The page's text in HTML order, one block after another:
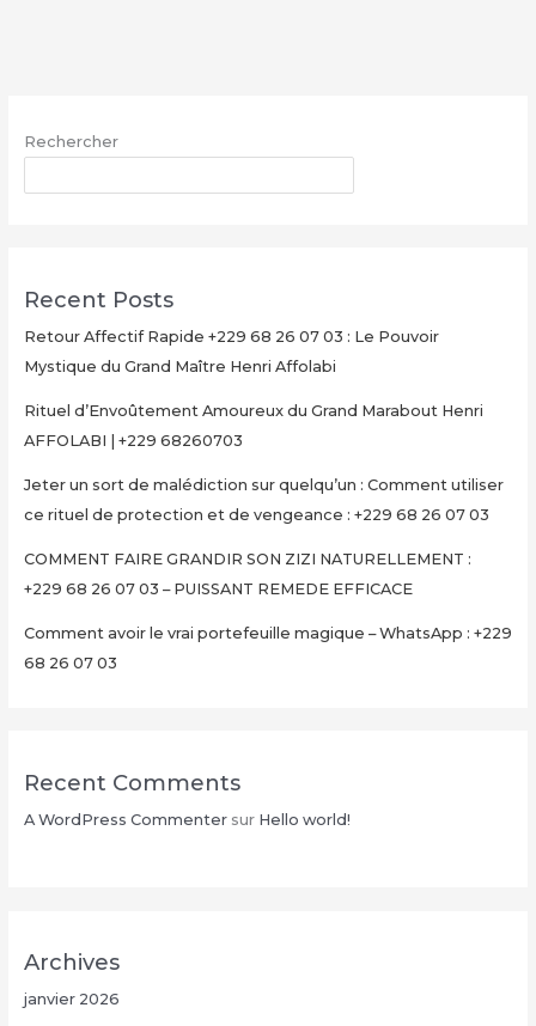
:
68
Rechercher
Recent Posts
Retour Affectif Rapide +229 68 26 07 03 : Le Pouvoir
Mystique du Grand Maître Henri Affolabi
Rituel d’Envoûtement Amoureux du Grand Marabout Henri
AFFOLABI | +229 68260703
Jeter un sort de malédiction sur quelqu’un : Comment utiliser
ce rituel de protection et de vengeance : +229 68 26 07 03
COMMENT FAIRE GRANDIR SON ZIZI NATURELLEMENT :
+229 68 26 07 03 – PUISSANT REMEDE EFFICACE
Comment avoir le vrai portefeuille magique – WhatsApp : +229
68 26 07 03
Recent Comments
A WordPress Commentersur Hello world!
Archives
janvier 2026